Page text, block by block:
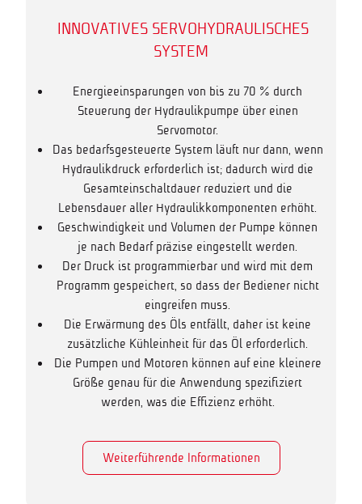
INNOVATIVES SERVOHYDRAULISCHES
SYSTEM
Energieeinsparungen von bis zu 70 % durch
Steuerung der Hydraulikpumpe über einen
Servomotor.
Das bedarfsgesteuerte System läuft nur dann, wenn
Hydraulikdruck erforderlich ist; dadurch wird die
Gesamteinschaltdauer reduziert und die
Lebensdauer aller Hydraulikkomponenten erhöht.
Geschwindigkeit und Volumen der Pumpe können
je nach Bedarf präzise eingestellt werden.
Der Druck ist programmierbar und wird mit dem
Programm gespeichert, so dass der Bediener nicht
eingreifen muss.
Die Erwärmung des Öls entfällt, daher ist keine
zusätzliche Kühleinheit für das Öl erforderlich.
Die Pumpen und Motoren können auf eine kleinere
Größe genau für die Anwendung spezifiziert
werden, was die Effizienz erhöht.
Weiterführende Informationen